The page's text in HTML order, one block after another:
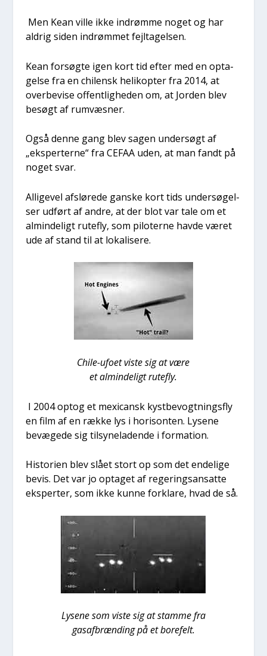
Men Kean vil­le ikke indrøm­me noget og har
aldrig siden indrøm­met fejl­ta­gel­sen.
Kean for­søg­te igen kort tid efter med en opta­
gel­se fra en chi­lensk heli­kop­ter fra 2014, at
over­be­vi­se offent­lig­he­den om, at Jor­den blev
besøgt af rumvæs­ner.
Også den­ne gang blev sagen under­søgt af
„eks­per­ter­ne“ fra CEFAA uden, at man fandt på
noget svar.
Alli­ge­vel afslø­re­de gan­ske kort tids under­sø­gel­
ser udført af andre, at der blot var tale om et
almin­de­ligt rute­fly, som pilo­ter­ne hav­de været
ude af stand til at loka­li­se­re.
Chi­le-ufo­et viste sig at være
et almin­de­ligt rute­fly.
I 2004 optog et mexi­cansk kyst­be­vogt­nings­fly
en film af en ræk­ke lys i hori­son­ten. Lyse­ne
bevæ­ge­de sig til­sy­ne­la­den­de i for­ma­tion.
Histo­ri­en blev slå­et stort op som det ende­li­ge
bevis. Det var jo opta­get af rege­rings­an­sat­te
eks­per­ter, som ikke kun­ne for­kla­re, hvad de så.
Lyse­ne som viste sig at stam­me fra
gas­af­bræn­ding på et bore­felt.